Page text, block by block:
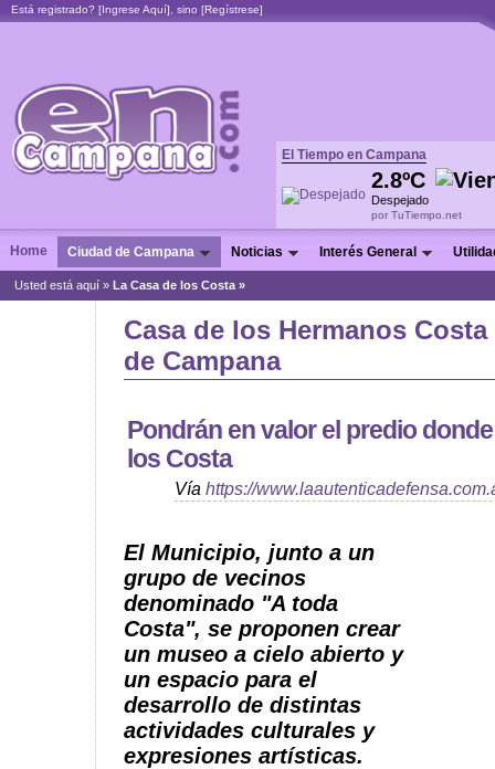
Está registrado? [Ingrese Aquí], sino [Regístrese]
El Tiempo en Campana
2.8ºC
Despejado
por TuTiempo.net
Home Ciudad de Campana Noticias Interés General
Usted está aquí » La Casa de los Costa »
Casa de los Hermanos
de Campana
Pondrán en valor el predio
los Costa
Vía https://
El Municipio, junto a un
grupo de vecinos
denominado "A toda
Costa", se proponen crear
un museo a cielo abierto y
un espacio para el
desarrollo de distintas
actividades culturales y
expresiones artísticas.